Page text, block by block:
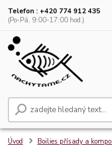
Telefon : +420 774 912 435
(Po-Pá, 9:00-17:00 hod.)
Úvod Boilies přísady a